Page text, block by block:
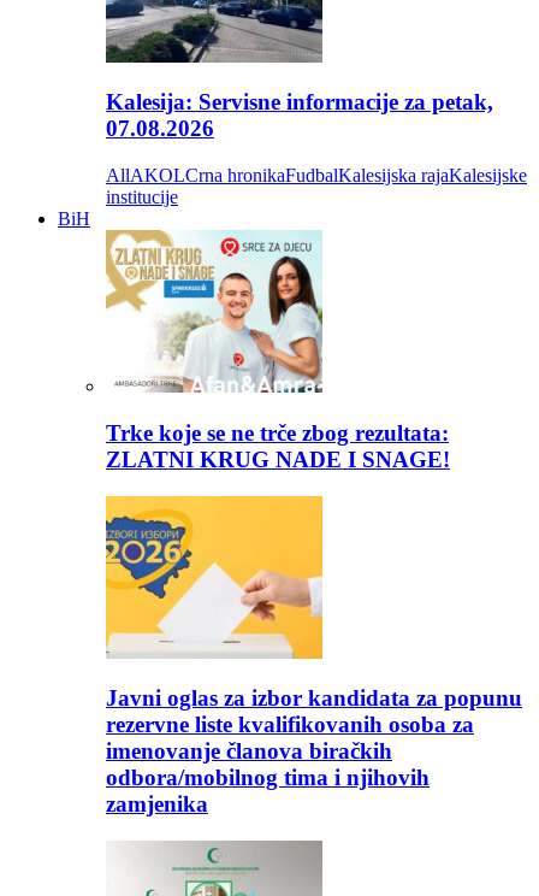
Kalesija: Servisne informacije za petak,
07.08.2026
AllAKOLCrna hronikaFudbalKalesijska rajaKalesijske
institucije
BiH
Trke koje se ne trče zbog rezultata:
ZLATNI KRUG NADE I SNAGE!
Javni oglas za izbor kandidata za popunu
rezervne liste kvalifikovanih osoba za
imenovanje članova biračkih
odbora/mobilnog tima i njihovih
zamjenika